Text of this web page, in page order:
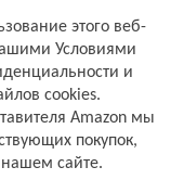
этого веб-
Условиями
и
cookies.
Amazon мы
покупок,
сайте.